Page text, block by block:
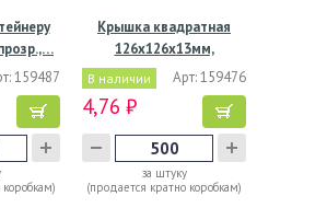
159487
Крышка квадратная
126х126х13мм,
прозрачная
В наличии Арт: 159476
4,76 ₽
за штуку
(продается кратно коробкам)